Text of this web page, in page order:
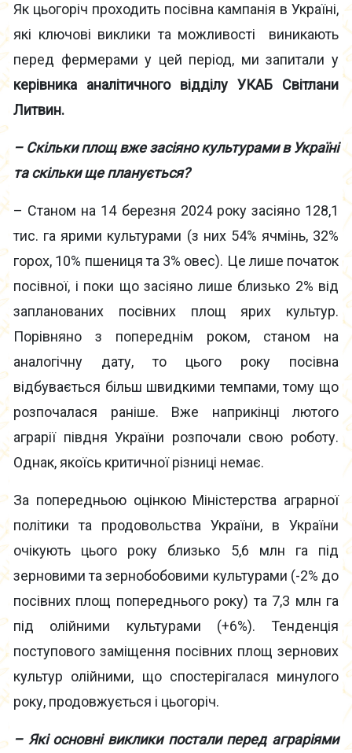
Як цьогоріч проходить посівна кампанія в Україні,
які ключові виклики та можливості виникають
перед фермерами у цей період, ми запитали у
керівника аналітичного відділу УКАБ Світлани
Литвин.
– Скільки площ вже засіяно культурами в Україні
та скільки ще планується?
– Станом на 14 березня 2024 року засіяно 128,1
тис. га ярими культурами (з них 54% ячмінь, 32%
горох, 10% пшениця та 3% овес). Це лише початок
посівної, і поки що засіяно лише близько 2% від
запланованих посівних площ ярих культур.
Порівняно з попереднім роком, станом на
аналогічну дату, то цього року посівна
відбувається більш швидкими темпами, тому що
розпочалася раніше. Вже наприкінці лютого
аграрії півдня України розпочали свою роботу.
Однак, якоїсь критичної різниці немає.
За попередньою оцінкою Міністерства аграрної
політики та продовольства України, в України
очікують цього року близько 5,6 млн га під
зерновими та зернобобовими культурами (-2% до
посівних площ попереднього року) та 7,3 млн га
під олійними культурами (+6%). Тенденція
поступового заміщення посівних площ зернових
культур олійними, що спостерігалася минулого
року, продовжується і цьогоріч.
– Які основні виклики постали перед аграріями